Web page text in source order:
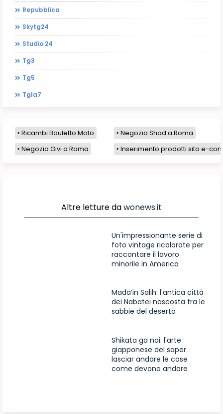
Repubblica
Skytg24
Studio 24
Tg3
Tg5
Tgla7
Ricambi Bauletto Moto
Negozio Shad a Roma
Negozio Givi a Roma
Inserimento prodotti sito e-
Altre letture dawonews.it
Un'impressionante serie di
foto vintage ricolorate per
raccontare il lavoro
minorile in America
Mada’in Salih: l'antica città
dei Nabatei nascosta tra le
sabbie del deserto
Shikata ga nai: l'arte
giapponese del saper
lasciar andare le cose
come devono andare